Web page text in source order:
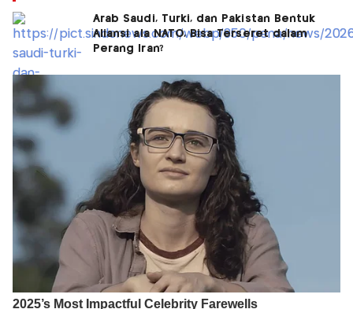
Arab Saudi, Turki, dan Pakistan Bentuk
Aliansi ala NATO, Bisa Terseret dalam
Perang Iran?